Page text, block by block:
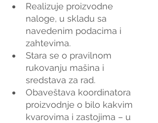
Realizuje proizvodne
naloge, u skladu sa
navedenim podacima i
zahtevima.
Stara se o pravilnom
rukovanju mašina i
sredstava za rad.
Obaveštava koordinatora
proizvodnje o bilo kakvim
kvarovima i zastojima – u